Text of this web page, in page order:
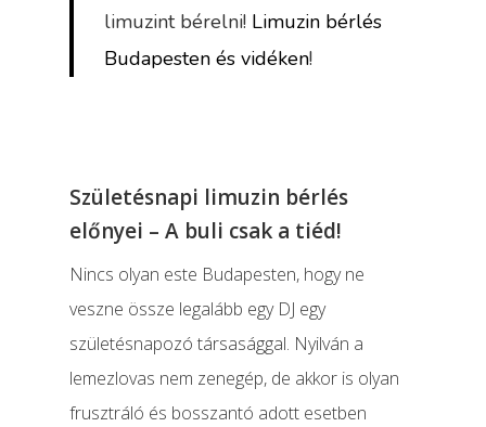
limuzint bérelni! Limuzin bérlés
Budapesten és vidéken!
Születésnapi limuzin bérlés
előnyei – A buli csak a tiéd!
Nincs olyan este Budapesten, hogy ne
veszne össze legalább egy DJ egy
születésnapozó társasággal. Nyilván a
lemezlovas nem zenegép, de akkor is olyan
frusztráló és bosszantó adott esetben